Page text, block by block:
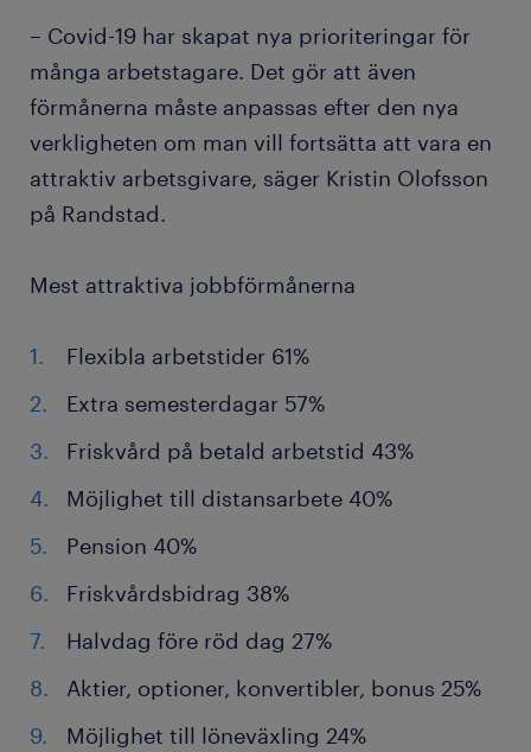
– Covid-19 har skapat nya prioriteringar för
många arbetstagare. Det gör att även
förmånerna måste anpassas efter den nya
verkligheten om man vill fortsätta att vara en
attraktiv arbetsgivare, säger Kristin Olofsson
på Randstad.
Mest attraktiva jobbförmånerna
Flexibla arbetstider 61%
Extra semesterdagar 57%
Friskvård på betald arbetstid 43%
Möjlighet till distansarbete 40%
Pension 40%
Friskvårdsbidrag 38%
Halvdag före röd dag 27%
Aktier, optioner, konvertibler, bonus 25%
Möjlighet till löneväxling 24%